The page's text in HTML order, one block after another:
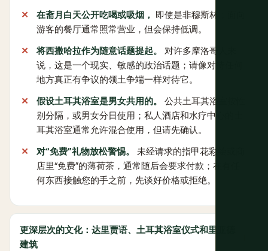
在斋月白天公开吃喝或吸烟， 即使是非穆斯林；面向
游客的餐厅通常照常营业，但会保持低调。
将西撒哈拉作为随意话题提起。
对许多摩洛哥人来
说，这是一个现实、敏感的政治话题；请像对待任何
地方真正有争议的领土争端一样对待它。
假设土耳其浴室是男女共用的。
公共土耳其浴室按性
别分隔，或男女分日使用；私人酒店和水疗中心的土
耳其浴室通常允许混合使用，但请先确认。
对“免费”礼物放松警惕。
未经请求的指甲花彩绘或商
店里“免费”的薄荷茶，通常随后会要求付款；在有任
何东西接触您的手之前，先谈好价格或拒绝。
更深层次的文化：达里贾语、土耳其浴室仪式和里亚德
建筑